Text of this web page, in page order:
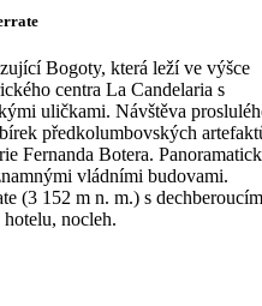
Bogoty, která leží ve výšce
centra La Candelaria s
uličkami. Návštěva
předkolumbovských
Fernanda Botera.
vládními budovami.
(3 152 m n. m.) s dechberoucím
nocleh.